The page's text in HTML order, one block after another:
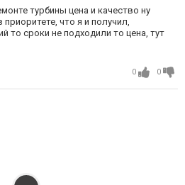
турбины цена и качество ну
что я и получил,
то сроки не подходили то цена, тут
0 0